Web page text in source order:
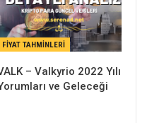
FIYAT TAHMINLERI
– Valkyrio 2022 Yılı
ve Geleceği